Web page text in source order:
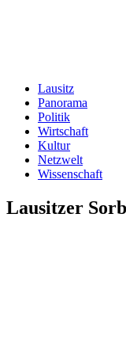
Lausitz
Panorama
Politik
Wirtschaft
Kultur
Netzwelt
Wissenschaft
Lausitzer